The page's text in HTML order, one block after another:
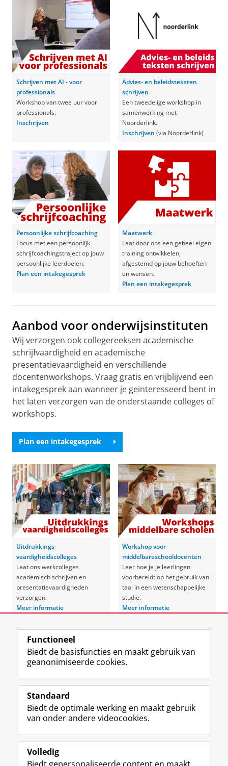
Schrijven met AI - voor
professionals
Workshop van twee uur voor
professionals.
Inschrijven
Advies- en beleidsteksten
schrijven
Een tweedelige workshop in
samenwerking met
Noorderlink.
Inschrijven (via Noorderlink)
Persoonlijke schrijfcoaching
Focus met een persoonlijk
schrijfcoachingstraject op jouw
persoonlijke leerdoelen.
Plan een intakegesprek
Maatwerk
Laat door ons een geheel eigen
training ontwikkelen,
afgestemd op jouw behoeften
en wensen.
Plan een intakegesprek
Aanbod voor onderwijsinstituten
Wij verzorgen ook collegereeksen academische
schrijfvaardigheid en academische
presentatievaardigheid en verschillende
docentenworkshops. Vraag gratis en vrijblijvend een
intakegesprek aan wanneer je geïnteresseerd bent in
het laten verzorgen van de onderstaande colleges of
workshops.
Plan een intakegesprek
Uitdrukkings-
vaardigheidscolleges
Laat ons werkcolleges
academisch schrijven en
presentatievaardigheden
verzorgen.
Meer informatie
Workshop voor
middelbareschooldocenten
Leer hoe je je leerlingen
voorbereidt op het gebruik van
taal in een wetenschappelijke
studie.
Meer informatie
Laatst gewijzigd:
View this page in:English
Volg ons op
a
c
b
n
s
a
i
e
o
u
Meer info
Functioneel
Biedt de basisfuncties en maakt gebruik van
geanonimiseerde cookies.
Standaard
Biedt de optimale werking en maakt gebruik
van onder andere videocookies.
Volledig